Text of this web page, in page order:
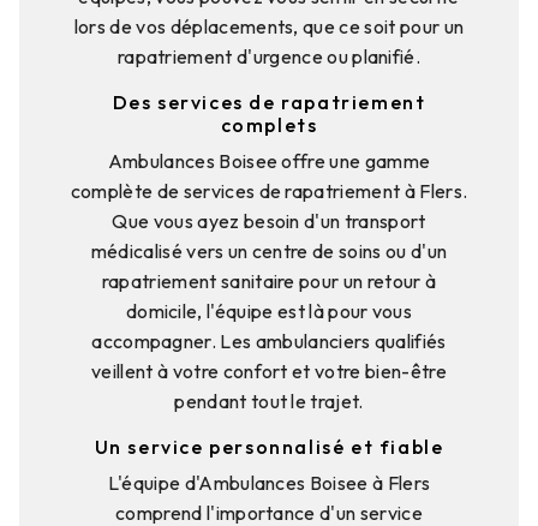
lors de vos déplacements, que ce soit pour un
rapatriement d'urgence ou planifié.
Des services de rapatriement
complets
Ambulances Boisee offre une gamme
complète de services de rapatriement à Flers.
Que vous ayez besoin d'un transport
médicalisé vers un centre de soins ou d'un
rapatriement sanitaire pour un retour à
domicile, l'équipe est là pour vous
accompagner. Les ambulanciers qualifiés
veillent à votre confort et votre bien-être
pendant tout le trajet.
Un service personnalisé et fiable
L'équipe d'Ambulances Boisee à Flers
comprend l'importance d'un service